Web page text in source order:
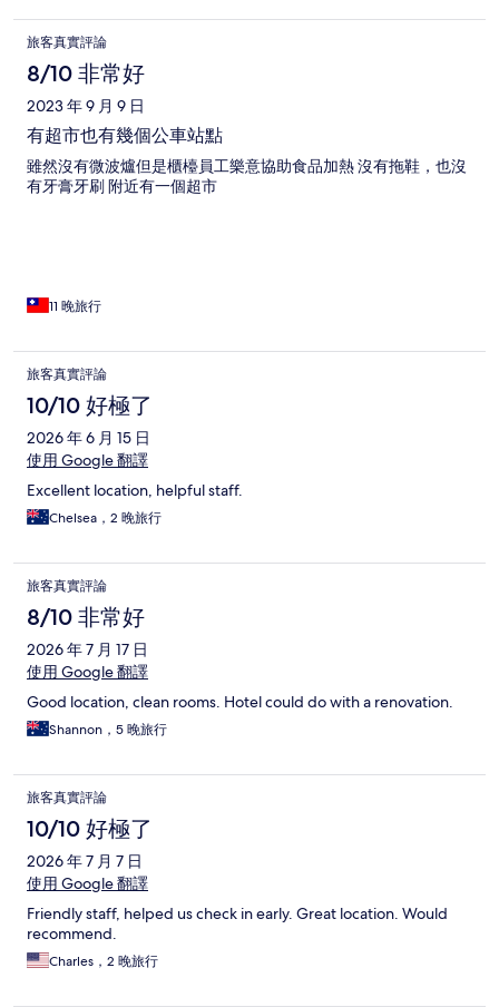
旅客真實評論
8/10 非常好
2023 年 9 月 9 日
有超市也有幾個公車站點
雖然沒有微波爐但是櫃檯員工樂意協助食品加熱 沒有拖鞋，也沒
有牙膏牙刷 附近有一個超市
11 晚旅行
旅客真實評論
10/10 好極了
2026 年 6 月 15 日
使用 Google 翻譯
Excellent location, helpful staff.
Chelsea，2 晚旅行
旅客真實評論
8/10 非常好
2026 年 7 月 17 日
使用 Google 翻譯
Good location, clean rooms. Hotel could do with a renovation.
Shannon，5 晚旅行
旅客真實評論
10/10 好極了
2026 年 7 月 7 日
使用 Google 翻譯
Friendly staff, helped us check in early. Great location. Would
recommend.
Charles，2 晚旅行